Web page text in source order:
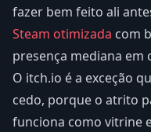
fazer bem feito ali
Steam otimizada com
presença mediana em
O itch.io é a exceção
cedo, porque o atrito
funciona como vitrine